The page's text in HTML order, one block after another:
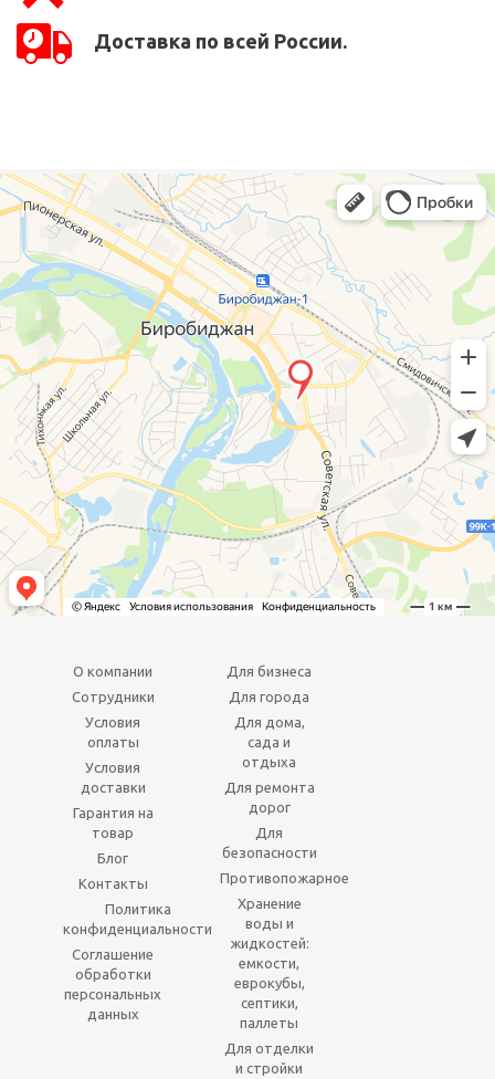
Доставка по всей России.
О компании
Сотрудники
Условия
оплаты
Условия
доставки
Гарантия на
товар
Блог
Контакты
Политика
конфиденциальности
Соглашение
обработки
персональных
данных
Для бизнеса
Для города
Для дома,
сада и
отдыха
Для ремонта
дорог
Для
безопасности
Противопожарное
Хранение
воды и
жидкостей:
емкости,
еврокубы,
септики,
паллеты
Для отделки
и стройки